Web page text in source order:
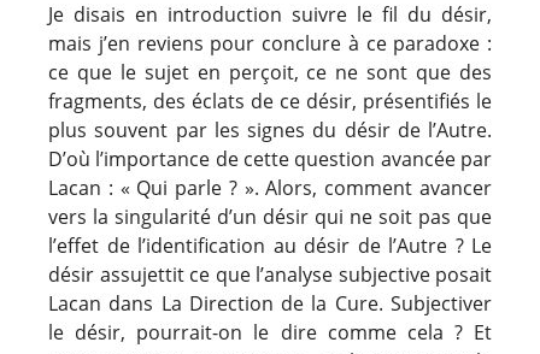
Je disais en introduction suivre le fil du désir,
mais j’en reviens pour conclure à ce paradoxe :
ce que le sujet en perçoit, ce ne sont que des
fragments, des éclats de ce désir, présentifiés le
plus souvent par les signes du désir de l’Autre.
D’où l’importance de cette question avancée par
Lacan : « Qui parle ? ». Alors, comment avancer
vers la singularité d’un désir qui ne soit pas que
l’effet de l’identification au désir de l’Autre ? Le
désir assujettit ce que l’analyse subjective posait
Lacan dans La Direction de la Cure. Subjectiver
le désir, pourrait-on le dire comme cela ? Et